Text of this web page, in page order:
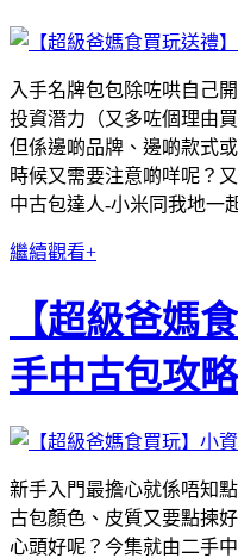
入手名牌包包除咗哄自己
投資潛力（又多咗個理由
但係邊啲品牌、邊啲款式
時候又需要注意啲咩呢？
中古包達人-小米同我地一
繼續觀看+
【超級爸媽
手中古包攻略
新手入門最擔心就係唔知
古包顏色、皮質又要點揀
心頭好呢？今集就由二手